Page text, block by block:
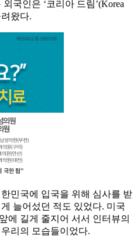
국인은 ‘코리아 드림’(Korea
왔다.
민국에 입국을 위해 심사를 받
늘어섰던 적도 있었다. 미국
에 길게 줄지어 서서 인터뷰의
리의 모습들이었다.